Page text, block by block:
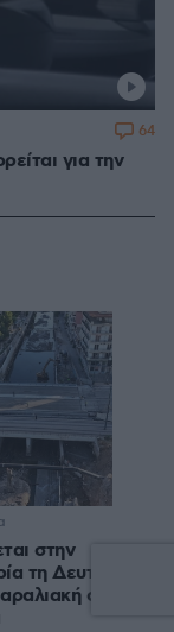
για την
64
στην
τη Δευτέρα η
στην